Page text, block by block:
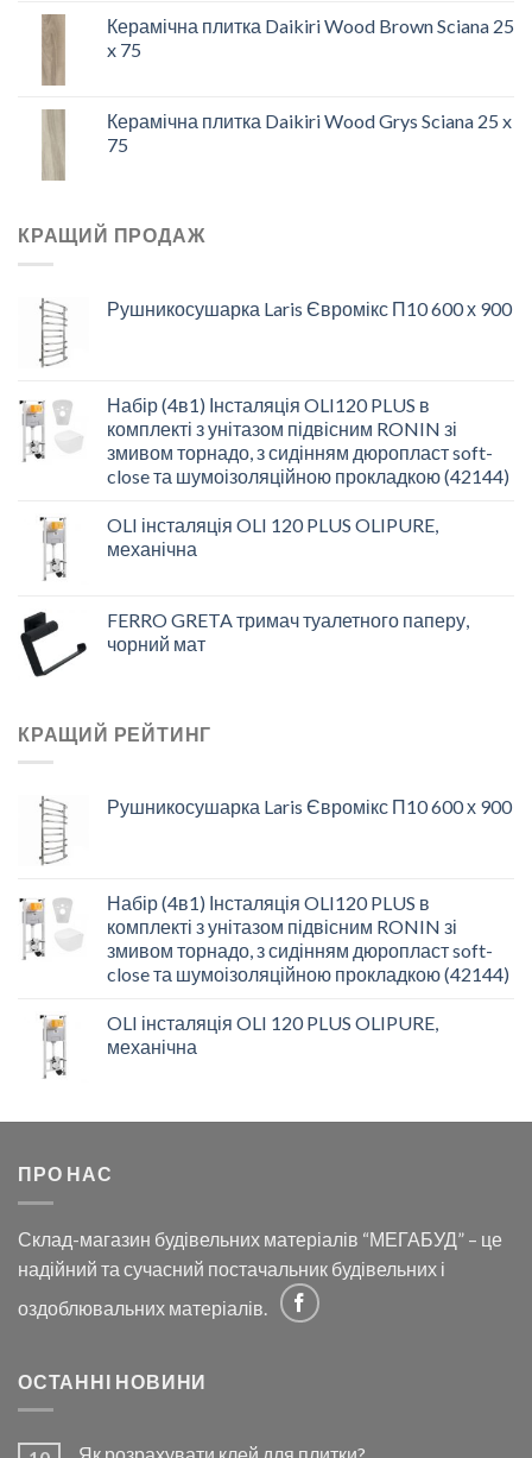
Керамічна плитка Daikiri Wood Brown Sciana 25
x 75
Керамічна плитка Daikiri Wood Grys Sciana 25 x
75
КРАЩИЙ ПРОДАЖ
Рушникосушарка Laris Євромікс П10 600 х 900
Набір (4в1) Інсталяція OLI120 PLUS в
комплекті з унітазом підвісним RONIN зі
змивом торнадо, з сидінням дюропласт soft-
close та шумоізоляційною прокладкою (42144)
OLI інсталяція OLI 120 PLUS OLIPURE,
механічна
FERRO GRETA тримач туалетного паперу,
чорний мат
КРАЩИЙ РЕЙТИНГ
Рушникосушарка Laris Євромікс П10 600 х 900
Набір (4в1) Інсталяція OLI120 PLUS в
комплекті з унітазом підвісним RONIN зі
змивом торнадо, з сидінням дюропласт soft-
close та шумоізоляційною прокладкою (42144)
OLI інсталяція OLI 120 PLUS OLIPURE,
механічна
ПРО НАС
Склад-магазин будівельних матеріалів “МЕГАБУД” – це
надійний та сучасний постачальник будівельних і
оздоблювальних матеріалів.
ОСТАННІ НОВИНИ